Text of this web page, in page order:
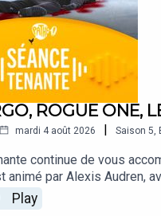
ROGUE ONE,
mardi 4 août 2026 | Saison 5
continue de vous
animé par Alexis Audren,
Direction de projet :
Play